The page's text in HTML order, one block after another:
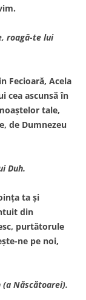
roagă-te lui
Fecioară, Acela
cea ascunsă în
tale,
de Dumnezeu
Duh.
ta şi
din
purtătorule
ne pe noi,
Născătoarei).